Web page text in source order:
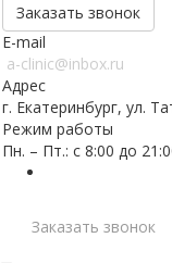
Заказать звонок
E-mail
a-clinic@inbox.ru
Адрес
г. Екатеринбург, ул.
Режим работы
Пн. – Пт.: с 8:00 до
Заказать звонок